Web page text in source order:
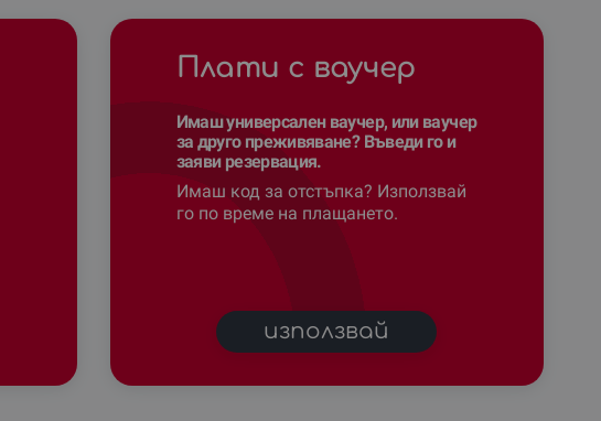
Плати с ваучер
Имаш универсален ваучер, или ваучер
за друго преживяване? Въведи го и
заяви резервация.
Имаш код за отстъпка? Използвай
го по време на плащането.
използвай